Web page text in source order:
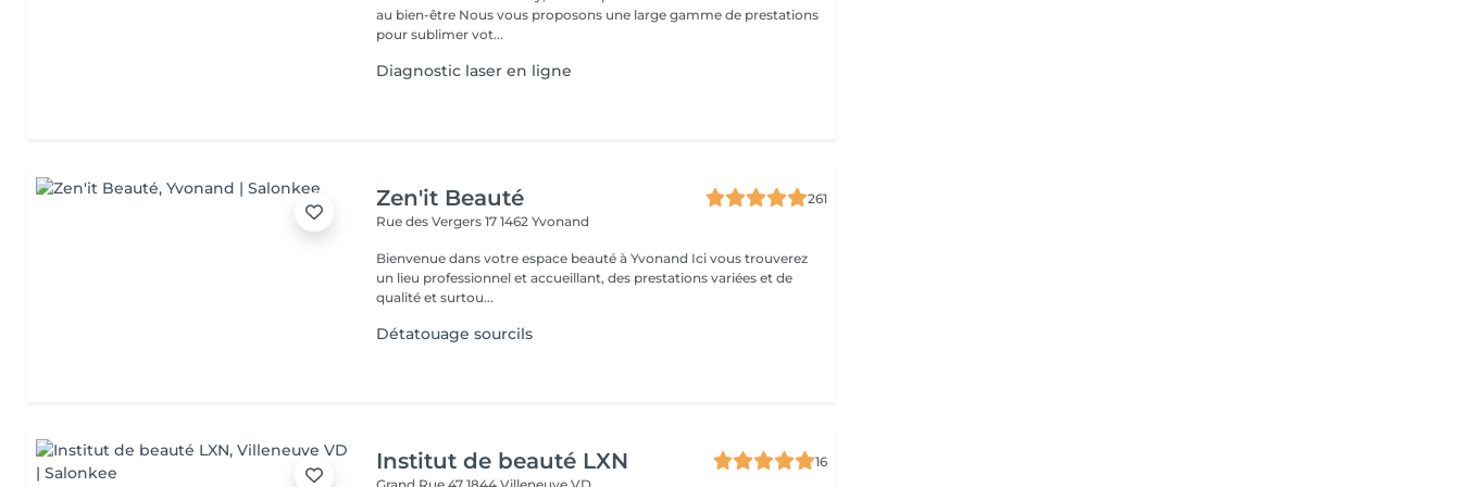
au bien-être Nous vous proposons une large gamme de prestations
pour sublimer vot...
Diagnostic laser en ligne
Zen'it Beauté
261
Rue des Vergers 171462 Yvonand
Bienvenue dans votre espace beauté à Yvonand Ici vous trouverez
un lieu professionnel et accueillant, des prestations variées et de
qualité et surtou...
Détatouage sourcils
Institut de beauté LXN
16